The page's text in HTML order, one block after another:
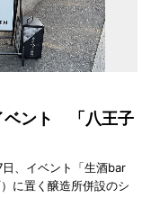
ベント 「八王子
、イベント「生酒bar
に置く醸造所併設のシ